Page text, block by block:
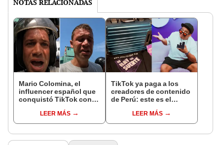
NOTAS RELACIONADAS
Mario Colomina, el
influencer español que
conquistó TikTok con
"Mi amor nació por la
gastronomía"
LEER MÁS
TikTok ya paga a los
creadores de contenido
de Perú: este es el
llegar a cobrar por 1.000
vistas
LEER MÁS